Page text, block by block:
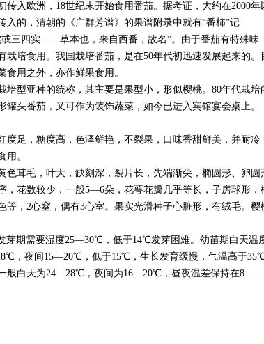
入欧洲，18世纪末开始食用番茄。据考证，大约在2000年
的，清朝的《广群芳谱》的果谱附录中就有“番柿”记
三四实……草本也，来自西番，故名”。由于番茄有特殊味
培食用。我国栽培番茄，是在50年代初迅速发展起来的。
用之外，亦作鲜果食用。
型亚种的统称，其主要是果型小，形似樱桃。80年代栽培
头番茄，又可作为装饰蔬菜，如今已进入宾馆宴会桌上。
足，糖度高，色泽鲜艳，不裂果，口味香甜鲜美，并耐冷
用。
茸毛，叶大，缺刻深，裂片长，先端渐尖，椭圆形、卵圆
，花数较少，一般5—6朵，花萼花瓣几乎等长，子房球形，
，2心窒，偶有3心室。果实光滑种子心脏形，有绒毛。樱
期需要湿度25—30℃，低于14℃发芽困难。幼苗期白天温
，夜间15—20℃，低于15℃，生长发育缓慢，气温高于
般白天为24—28℃，夜间为16—20℃，昼夜温差保持在8—